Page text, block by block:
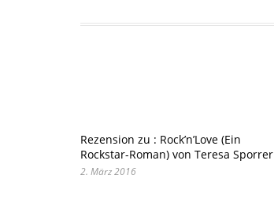
Rezension zu : Rock’n’Love (Ein
Rockstar-Roman) von Teresa Sporrer
2. März 2016